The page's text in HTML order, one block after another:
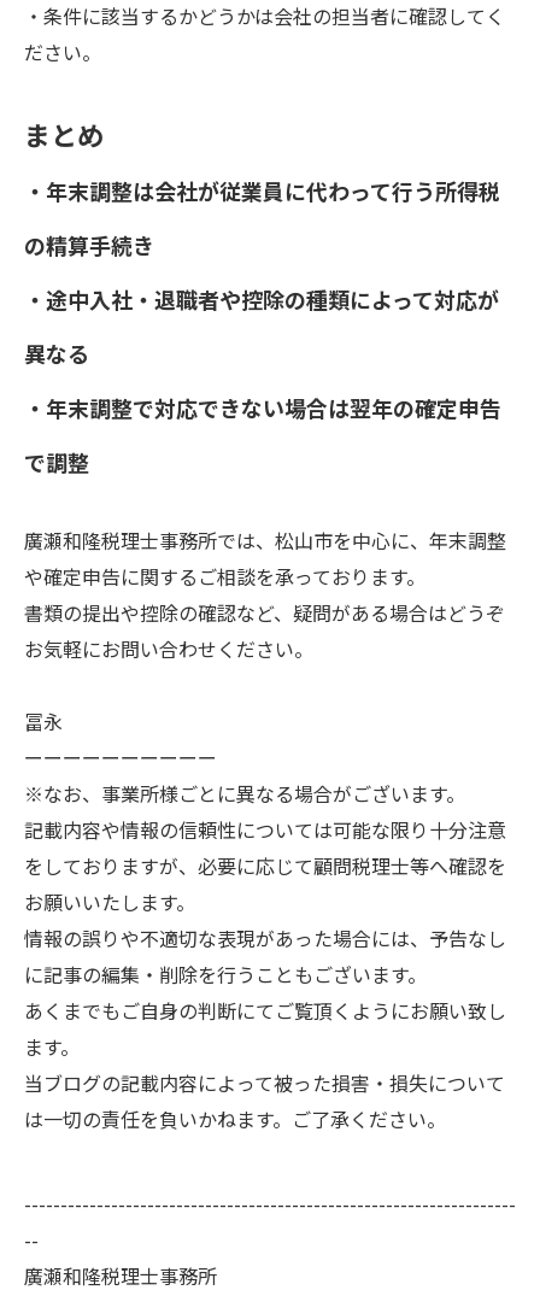
・条件に該当するかどうかは会社の担当者に確認してく
ださい。
まとめ
・年末調整は会社が従業員に代わって行う所得税
の精算手続き
・途中入社・退職者や控除の種類によって対応が
異なる
・年末調整で対応できない場合は翌年の確定申告
で調整
廣瀬和隆税理士事務所では、松山市を中心に、年末調整
や確定申告に関するご相談を承っております。
書類の提出や控除の確認など、疑問がある場合はどうぞ
お気軽にお問い合わせください。
冨永
ーーーーーーーーーー
※なお、事業所様ごとに異なる場合がございます。
記載内容や情報の信頼性については可能な限り十分注意
をしておりますが、必要に応じて顧問税理士等へ確認を
お願いいたします。
情報の誤りや不適切な表現があった場合には、予告なし
に記事の編集・削除を行うこともございます。
あくまでもご自身の判断にてご覧頂くようにお願い致し
ます。
当ブログの記載内容によって被った損害・損失について
は一切の責任を負いかねます。ご了承ください。
--------------------------------------------------------------------
--
廣瀬和隆税理士事務所